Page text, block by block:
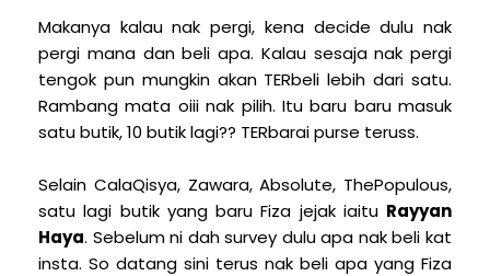
Makanya kalau nak pergi, kena decide dulu nak
pergi mana dan beli apa. Kalau sesaja nak pergi
tengok pun mungkin akan TERbeli lebih dari satu.
Rambang mata oiii nak pilih. Itu baru baru masuk
satu butik, 10 butik lagi?? TERbarai purse teruss.
Selain CalaQisya, Zawara, Absolute, ThePopulous,
satu lagi butik yang baru Fiza jejak iaitu Rayyan
Haya. Sebelum ni dah survey dulu apa nak beli kat
insta. So datang sini terus nak beli apa yang Fiza